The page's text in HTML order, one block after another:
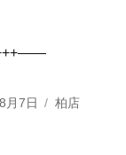
月7日
カ
柏店